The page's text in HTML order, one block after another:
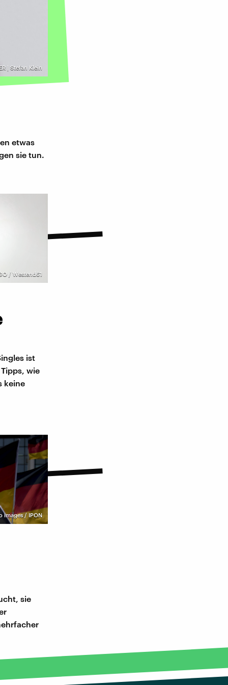
| Stefan Klein
etwas
sie tun.
/ Westend61
ist
wie
keine
images / IPON
sie